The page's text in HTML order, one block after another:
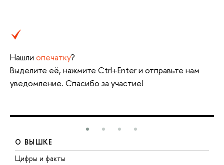
Нашли опечатку?
Выделите её, нажмите Ctrl+Enter и отправьте нам
уведомление. Спасибо за участие!
О ВЫШКЕ
Цифры и факты